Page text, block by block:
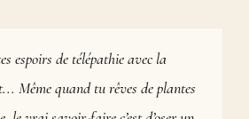
espoirs de télépathie avec la
Même quand tu rêves de plantes